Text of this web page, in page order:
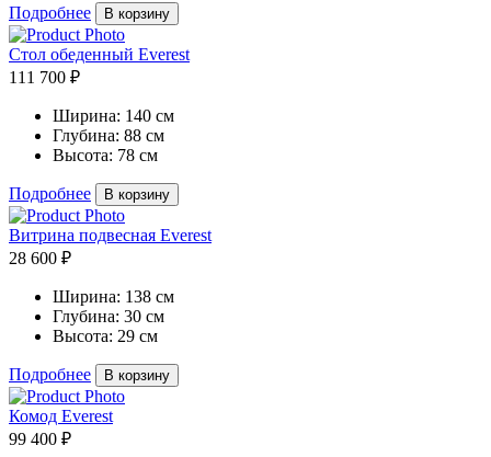
Подробнее В корзину
Стол обеденный Everest
111 700 ₽
Ширина: 140 см
Глубина: 88 см
Высота: 78 см
Подробнее В корзину
Витрина подвесная Everest
28 600 ₽
Ширина: 138 см
Глубина: 30 см
Высота: 29 см
Подробнее В корзину
Комод Everest
99 400 ₽